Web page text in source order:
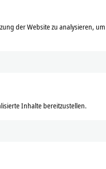
der Website zu analysieren,
Inhalte bereitzustellen.